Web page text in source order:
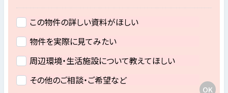
この物件の詳しい資料がほしい
物件を実際に見てみたい
周辺環境・生活施設について教えてほしい
その他のご相談・ご希望など